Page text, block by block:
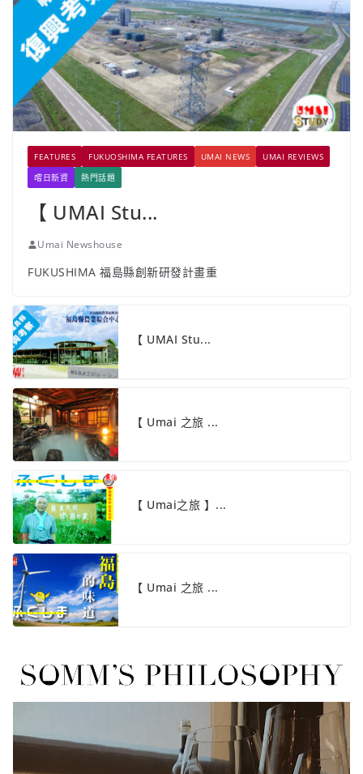
FEATURES FUKUOSHIMA FEATURES UMAI NEWS
UMAI REVIEWS
嚐日新資
熱門話題
【 UMAI Stu...
Umai Newshouse
FUKUSHIMA 福島縣創新研發計畫重
【 UMAI Stu...
【 Umai 之旅 ...
【 Umai之旅 】...
【 Umai 之旅 ...